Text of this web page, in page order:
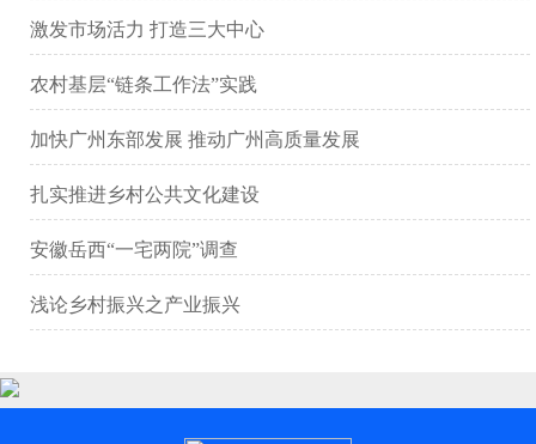
激发市场活力 打造三大中心
农村基层“链条工作法”实践
加快广州东部发展 推动广州高质量发展
扎实推进乡村公共文化建设
安徽岳西“一宅两院”调查
浅论乡村振兴之产业振兴